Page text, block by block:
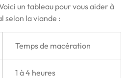
un tableau pour vous aider à
selon la viande :
Temps de macération
1 à 4 heures